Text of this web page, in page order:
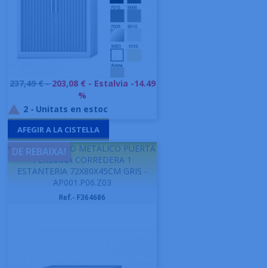
Preu
237,49 € -203,08 € - Estalvia -14.49
%
 2 - Unitats en estoc
AFEGIR A LA CISTELLA
-GAPSA ARMARIO METALICO PUERTA
PERSIANA CORREDERA 1
ESTANTERIA 72X80X45CM GRIS -
AP001.P06.Z03
Ref.- F364686
DE REBAIXA!